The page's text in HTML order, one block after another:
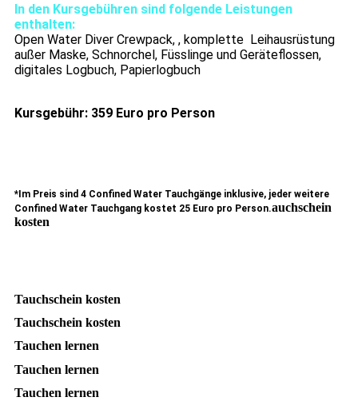
In den Kursgebühren sind folgende Leistungen
enthalten:
Open Water Diver Crewpack, , komplette Leihausrüstung
außer Maske, Schnorchel, Füsslinge und Geräteflossen,
digitales Logbuch, Papierlogbuch
Kursgebühr: 359 Euro pro Person
*Im Preis sind 4 Confined Water Tauchgänge inklusive, jeder weitere
Confined Water Tauchgang kostet 25 Euro pro Person.auchschein
kosten
Tauchschein kosten
Tauchschein kosten
Tauchen lernen
Tauchen lernen
Tauchen lernen